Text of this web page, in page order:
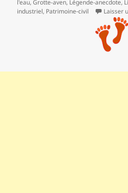
l'eau,Grotte-aven, Légende-anecdote,
industriel, Patrimoine‑civil Laisser